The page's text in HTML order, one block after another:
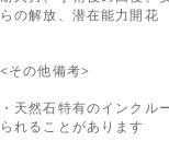
らの解放、潜在能力開花
<その他備考>
・天然石特有のインク
られることがあります